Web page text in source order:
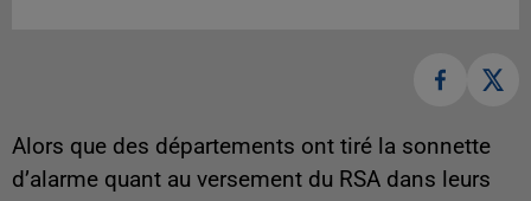
Alors que des départements ont tiré la sonnette
d’alarme quant au versement du RSA dans leurs